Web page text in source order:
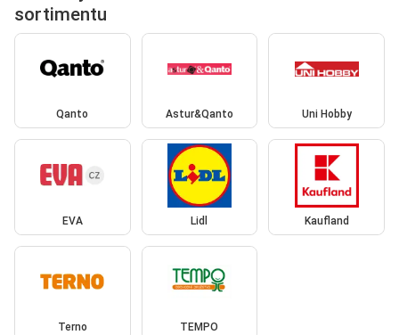
sortimentu
Qanto Astur&Qanto Uni Hobby
EVA Lidl Kaufland
Terno TEMPO